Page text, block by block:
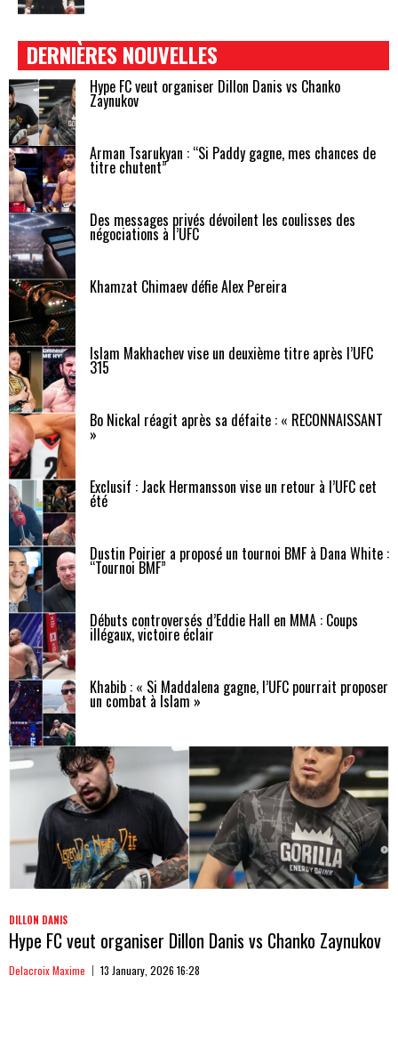
DERNIÈRES NOUVELLES
Hype FC veut organiser Dillon Danis vs Chanko
Zaynukov
Arman Tsarukyan : “Si Paddy gagne, mes chances de
titre chutent”
Des messages privés dévoilent les coulisses des
négociations à l’UFC
Khamzat Chimaev défie Alex Pereira
Islam Makhachev vise un deuxième titre après l’UFC
315
Bo Nickal réagit après sa défaite : « RECONNAISSANT
»
Exclusif : Jack Hermansson vise un retour à l’UFC cet
été
Dustin Poirier a proposé un tournoi BMF à Dana White :
“Tournoi BMF”
Débuts controversés d’Eddie Hall en MMA : Coups
illégaux, victoire éclair
Khabib : « Si Maddalena gagne, l’UFC pourrait proposer
un combat à Islam »
DILLON DANIS
Hype FC veut organiser Dillon Danis vs Chanko Zaynukov
Delacroix Maxime 13 January, 2026 16:28